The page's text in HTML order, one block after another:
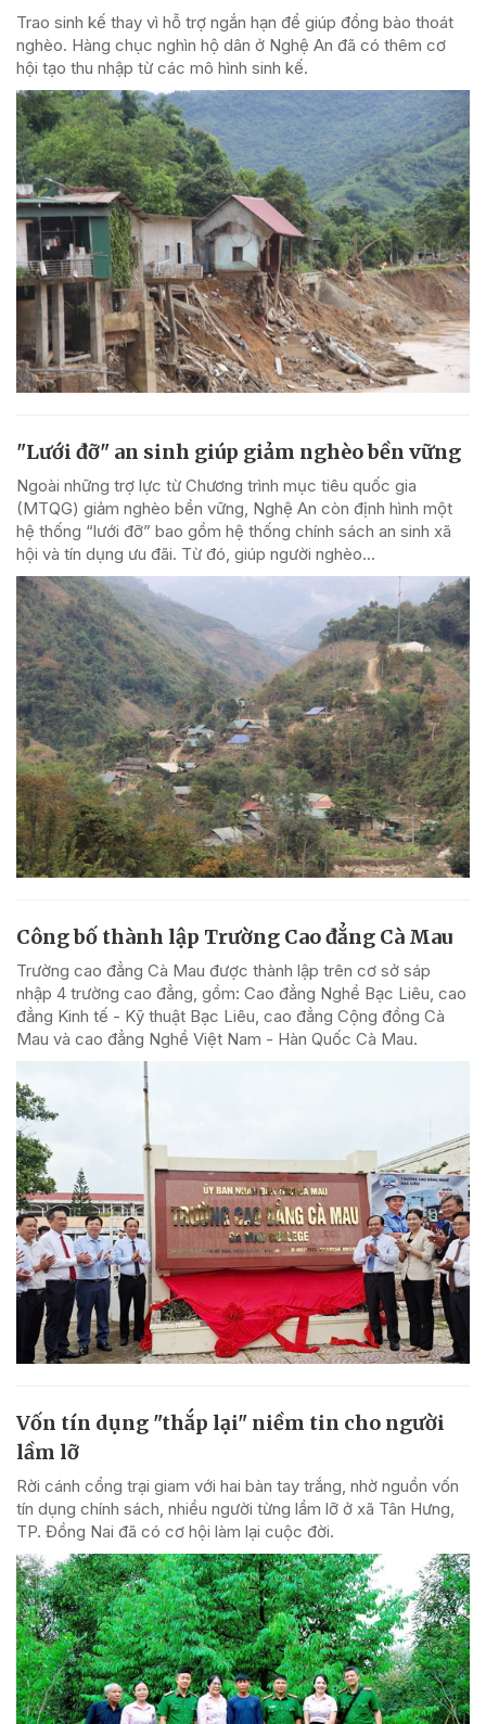
Trao sinh kế thay vì hỗ trợ ngắn hạn để giúp đồng bào thoát
nghèo. Hàng chục nghìn hộ dân ở Nghệ An đã có thêm cơ
hội tạo thu nhập từ các mô hình sinh kế.
"Lưới đỡ" an sinh giúp giảm nghèo bền vững
Ngoài những trợ lực từ Chương trình mục tiêu quốc gia
(MTQG) giảm nghèo bền vững, Nghệ An còn định hình một
hệ thống “lưới đỡ” bao gồm hệ thống chính sách an sinh xã
hội và tín dụng ưu đãi. Từ đó, giúp người nghèo...
Công bố thành lập Trường Cao đẳng Cà Mau
Trường cao đẳng Cà Mau được thành lập trên cơ sở sáp
nhập 4 trường cao đẳng, gồm: Cao đẳng Nghề Bạc Liêu, cao
đẳng Kinh tế - Kỹ thuật Bạc Liêu, cao đẳng Cộng đồng Cà
Mau và cao đẳng Nghề Việt Nam - Hàn Quốc Cà Mau.
Vốn tín dụng "thắp lại" niềm tin cho người
lầm lỡ
Rời cánh cổng trại giam với hai bàn tay trắng, nhờ nguồn vốn
tín dụng chính sách, nhiều người từng lầm lỡ ở xã Tân Hưng,
TP. Đồng Nai đã có cơ hội làm lại cuộc đời.